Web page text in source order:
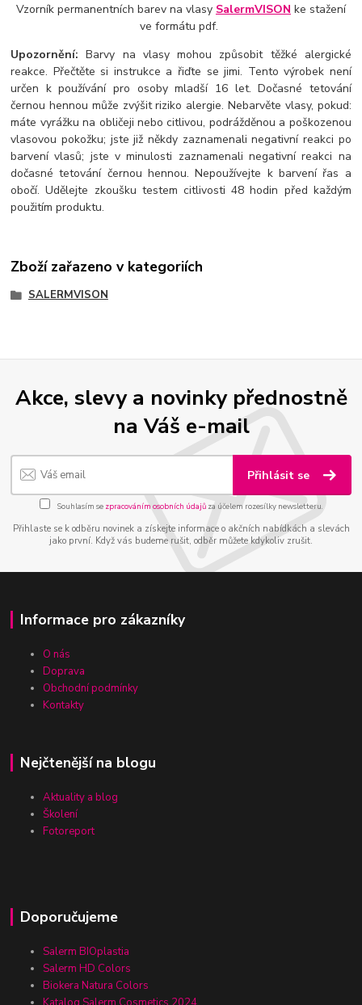
Vzorník permanentních barev na vlasy SalermVISON ke stažení
ve formátu pdf.
Upozornění: Barvy na vlasy mohou způsobit těžké alergické
reakce. Přečtěte si instrukce a řiďte se jimi. Tento výrobek není
určen k používání pro osoby mladší 16 let. Dočasné tetování
černou hennou může zvýšit riziko alergie. Nebarvěte vlasy, pokud:
máte vyrážku na obličeji nebo citlivou, podrážděnou a poškozenou
vlasovou pokožku; jste již někdy zaznamenali negativní reakci po
barvení vlasů; jste v minulosti zaznamenali negativní reakci na
dočasné tetování černou hennou. Nepoužívejte k barvení řas a
obočí. Udělejte zkoušku testem citlivosti 48 hodin před každým
použitím produktu.
Zboží zařazeno v kategoriích
SALERMVISON
Akce, slevy a novinky přednostně
na Váš e-mail
Přihlásit se
Souhlasím se zpracováním osobních údajůza účelem rozesílky newsletteru.
Přihlaste se k odběru novinek a získejte informace o akčních nabídkách a slevách
jako první. Když vás budeme rušit, odběr můžete kdykoliv zrušit.
Informace pro zákazníky
O nás
Doprava
Obchodní podmínky
Kontakty
Nejčtenější na blogu
Aktuality a blog
Školení
Fotoreport
Doporučujeme
Salerm BIOplastia
Salerm HD Colors
Biokera Natura Colors